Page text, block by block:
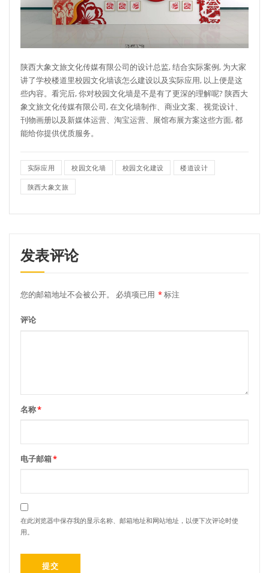
陕西大象文旅文化传媒有限公司的设计总监, 结合实际案例, 为大家
讲了学校楼道里校园文化墙该怎么建设以及实际应用, 以上便是这
些内容。看完后, 你对校园文化墙是不是有了更深的理解呢? 陕西大
象文旅文化传媒有限公司, 在文化墙制作、商业文案、视觉设计、
刊物画册以及新媒体运营、淘宝运营、展馆布展方案这些方面, 都
能给你提供优质服务。
实际应用 校园文化墙 校园文化建设 楼道设计
陕西大象文旅
发表评论
您的邮箱地址不会被公开。 必填项已用 *标注
评论
名称*
电子邮箱*
在此浏览器中保存我的显示名称、邮箱地址和网站地址，以便下次评论时使
用。